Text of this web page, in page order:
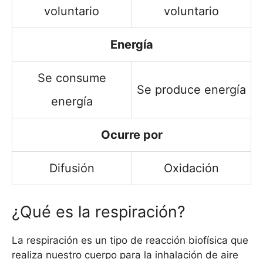
voluntario
voluntario
Energía
Se consume
energía
Se produce energía
Ocurre por
Difusión Oxidación
¿Qué es la respiración?
La respiración es un tipo de reacción biofísica que
realiza nuestro cuerpo para la inhalación de aire